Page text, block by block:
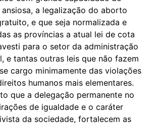
a legalização do aborto
e que seja normalizada e
as províncias a atual lei de cota
para o setor da administração
e tantas outras leis que não fazem
cargo minimamente das violações
humanos mais elementares.
que a delegação permanente no
de igualdade e o caráter
da sociedade, fortalecem as